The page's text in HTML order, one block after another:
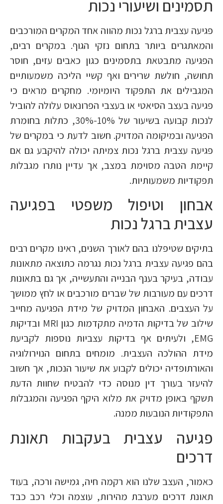
תסמינים ושיעורי נכות
פגיעה עצבית ברגל נכות מהווה אחד המקרים המורכבים
והמאתגרים ביותר בתחום נזקי הגוף. במקרים רבים,
הפגיעה מתבטאת בתסמינים כגון כאבים עזים, חוסר
תחושה, חולשת שרירים ואף קשיי הליכה משמעותיים
המגבילים את התפקוד היומיומי. מחקרים מראים כי
פגיעה בעצב הסיאטי או בעצבי הפרונאוס עלולה להוביל
לנכות קבועה בשיעור של 10%-30%, כתלות בחומרת
הפגיעה ובמיקומה המדויק. חשוב לדעת כי במקרים של
פגיעה עצבית ברגל נכות צמיתה יכולה להיקבע גם אם
קיימת הטבה מסוימת במצב, אך עדיין נותרו מגבלות
תפקודיות משמעותיות.
אבחון וטיפול משפטי בפגיעה
עצבית ברגל נכות
בתיקים שטיפלנו בהם לאורך השנים, ראינו מקרים רבים
בהם פגיעה עצבית ברגל נכות נגרמה כתוצאה מתאונות
עבודה, בעיקר בענף הבנייה והתעשייה, אך גם בתאונות
דרכים עם מעורבות של שברים מורכבים או לחץ ממושך
על העצבים. האבחון המדויק של מידת הפגיעה מחייב
שילוב של בדיקות הדמיה מתקדמות כגון MRI ובדיקות
EMG, ולעיתים אף בדיקות עצביות נוספות לקביעת
מידת ההולכה העצבית. מומחים בתחום הנוירולוגיה
והאורתופדיה יכולים לקבוע את שיעור הנכות, אך חשוב
להיעזר בעורך דין מנוסה כדי להבטיח שחוות הדעת
תשקף באופן מדויק את מלוא היקף הפגיעה והמגבלות
התפקודיות הנובעות ממנה.
פגיעה עצבית בעקבות תאונת
דרכים
כאמור, העצב שלנו הוא רקמה חיה, גמישה ורכה, בעוד
תאונת דרכים מערבת מהירות, עוצמה וכלי רכב כבד